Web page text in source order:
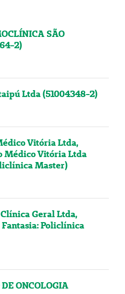
SÃO
2)
Ltda (51004348-2)
Vitória Ltda,
Médico Vitória Ltda
Master)
Geral Ltda,
Policlínica
ONCOLOGIA